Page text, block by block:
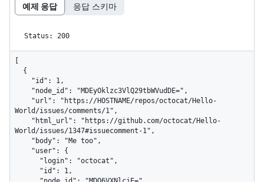
예제 응답 응답 스키마
Status: 200
World/issues/comments/1",
World/issues/1347#issuecomment-1",